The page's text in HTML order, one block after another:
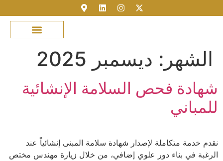
الشهر: ديسمبر 2025
شهادة فحص السلامة الإنشائية
للمباني
نقدم خدمة متكاملة لإصدار شهادة سلامة المبنى إنشائياً عند
الرغبة في بناء دور علوي إضافي، من خلال زيارة مهندس مختص